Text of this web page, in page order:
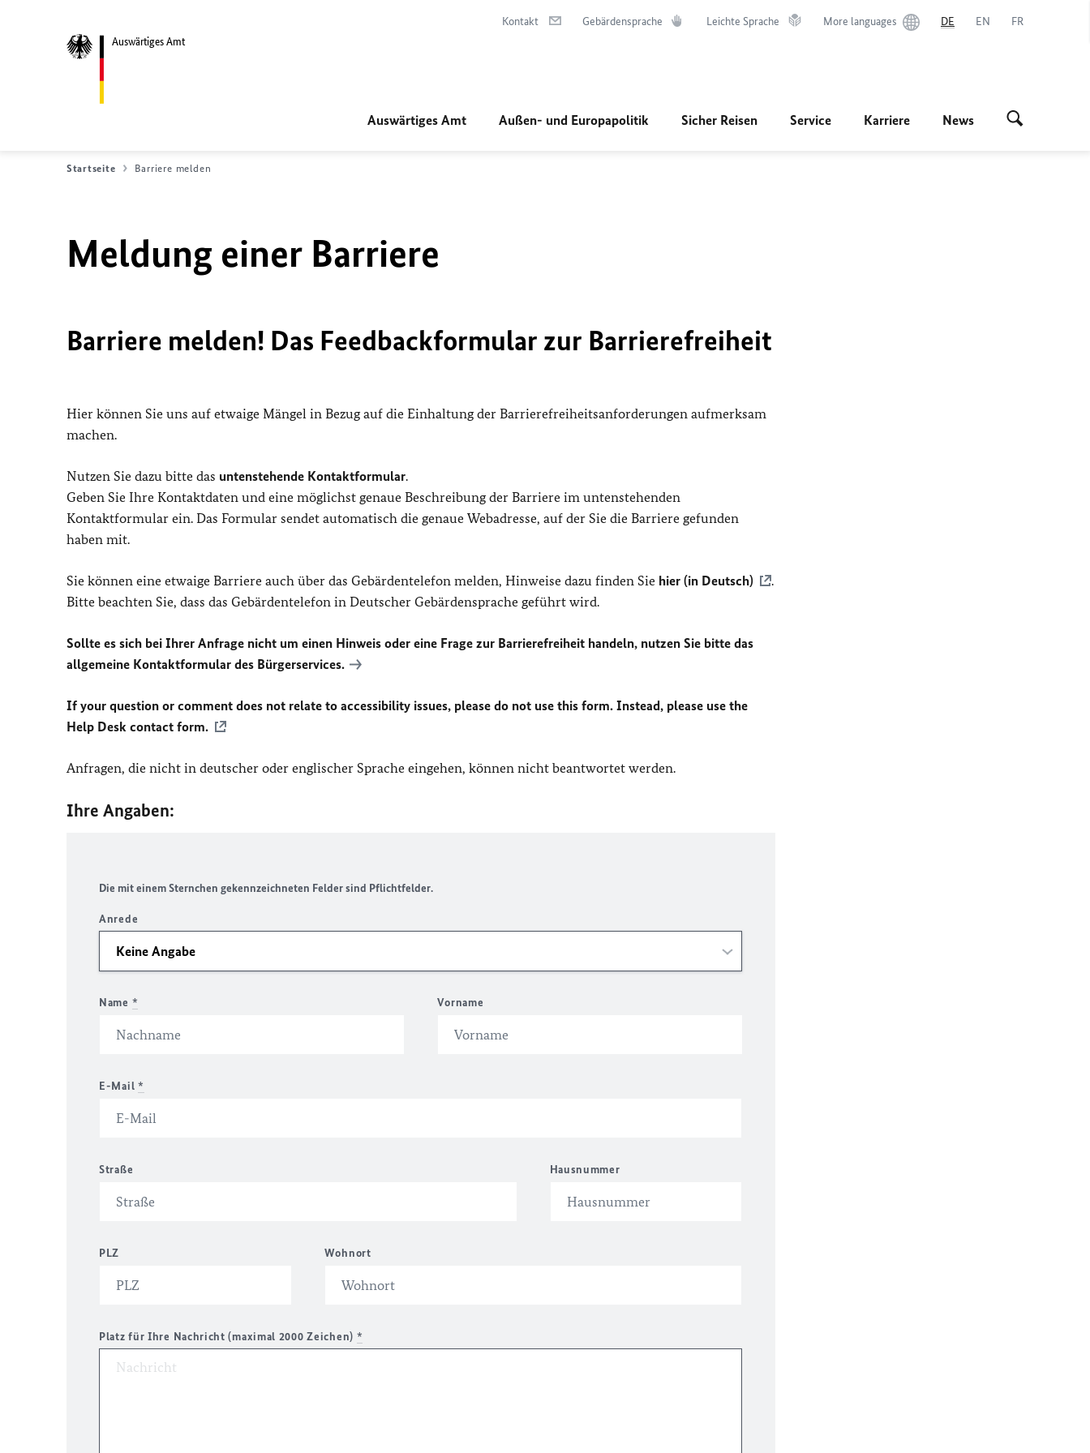
Auswärtiges Amt
Kontakt Gebärdensprache Leichte Sprache More languages DE EN FR
Auswärtiges Amt Außen- und Europapolitik Sicher Reisen Service Karriere News
Startseite Barriere melden
Meldung einer Barriere
Barriere melden! Das Feedbackformular zur Barrierefreiheit
Hier können Sie uns auf etwaige Mängel in Bezug auf die Einhaltung der Barrierefreiheitsanforderungen aufmerksam
machen.
Nutzen Sie dazu bitte das untenstehende Kontaktformular.
Geben Sie Ihre Kontaktdaten und eine möglichst genaue Beschreibung der Barriere im untenstehenden
Kontaktformular ein. Das Formular sendet automatisch die genaue Webadresse, auf der Sie die Barriere gefunden
haben mit.
Sie können eine etwaige Barriere auch über das Gebärdentelefon melden, Hinweise dazu finden Sie hier (in Deutsch)
.
Bitte beachten Sie, dass das Gebärdentelefon in Deutscher Gebärdensprache geführt wird.
Sollte es sich bei Ihrer Anfrage nicht um einen Hinweis oder eine Frage zur Barrierefreiheit handeln, nutzen Sie bitte das
allgemeine Kontaktformular des Bürgerservices.
If your question or comment does not relate to accessibility issues, please do not use this form. Instead, please use the
Help Desk contact form.
Anfragen, die nicht in deutscher oder englischer Sprache eingehen, können nicht beantwortet werden.
Ihre Angaben:
Die mit einem Sternchen gekennzeichneten Felder sind Pflichtfelder.
Anrede
Name * Vorname
E-Mail *
Straße Hausnummer
PLZ Wohnort
Platz für Ihre Nachricht (maximal 2000 Zeichen) *